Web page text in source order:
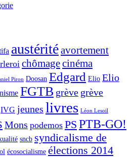
austéritéavortement
chômagecinéma
Piron Doosan Edgard Elio Elio
FGTB grève grève
IVG jeunes livres Léon Lesoil
Mons podemos PS PTB-GO!
sncb syndicalisme de
écosocialisme élections 2014